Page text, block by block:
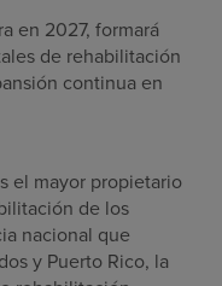
en 2027, formará
de rehabilitación
continua en
el mayor propietario
de los
nacional que
y Puerto Rico, la